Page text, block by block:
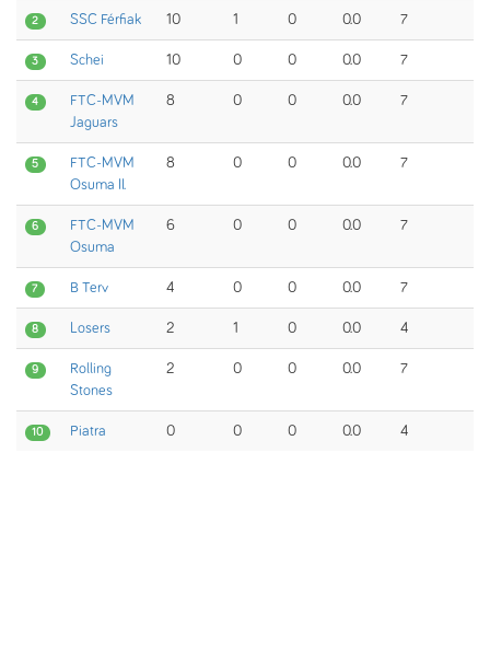
2 SSC Férfiak 10 1 0 0.0 7
3 Schei 10 0 0 0.0 7
4
FTC-MVM
Jaguars
8 0 0 0.0 7
5
FTC-MVM
Osuma II.
8 0 0 0.0 7
6
FTC-MVM
Osuma
6 0 0 0.0 7
7 B Terv 4 0 0 0.0 7
8 Losers 2 1 0 0.0 4
9
Rolling
Stones
2 0 0 0.0 7
10 Piatra 0 0 0 0.0 4